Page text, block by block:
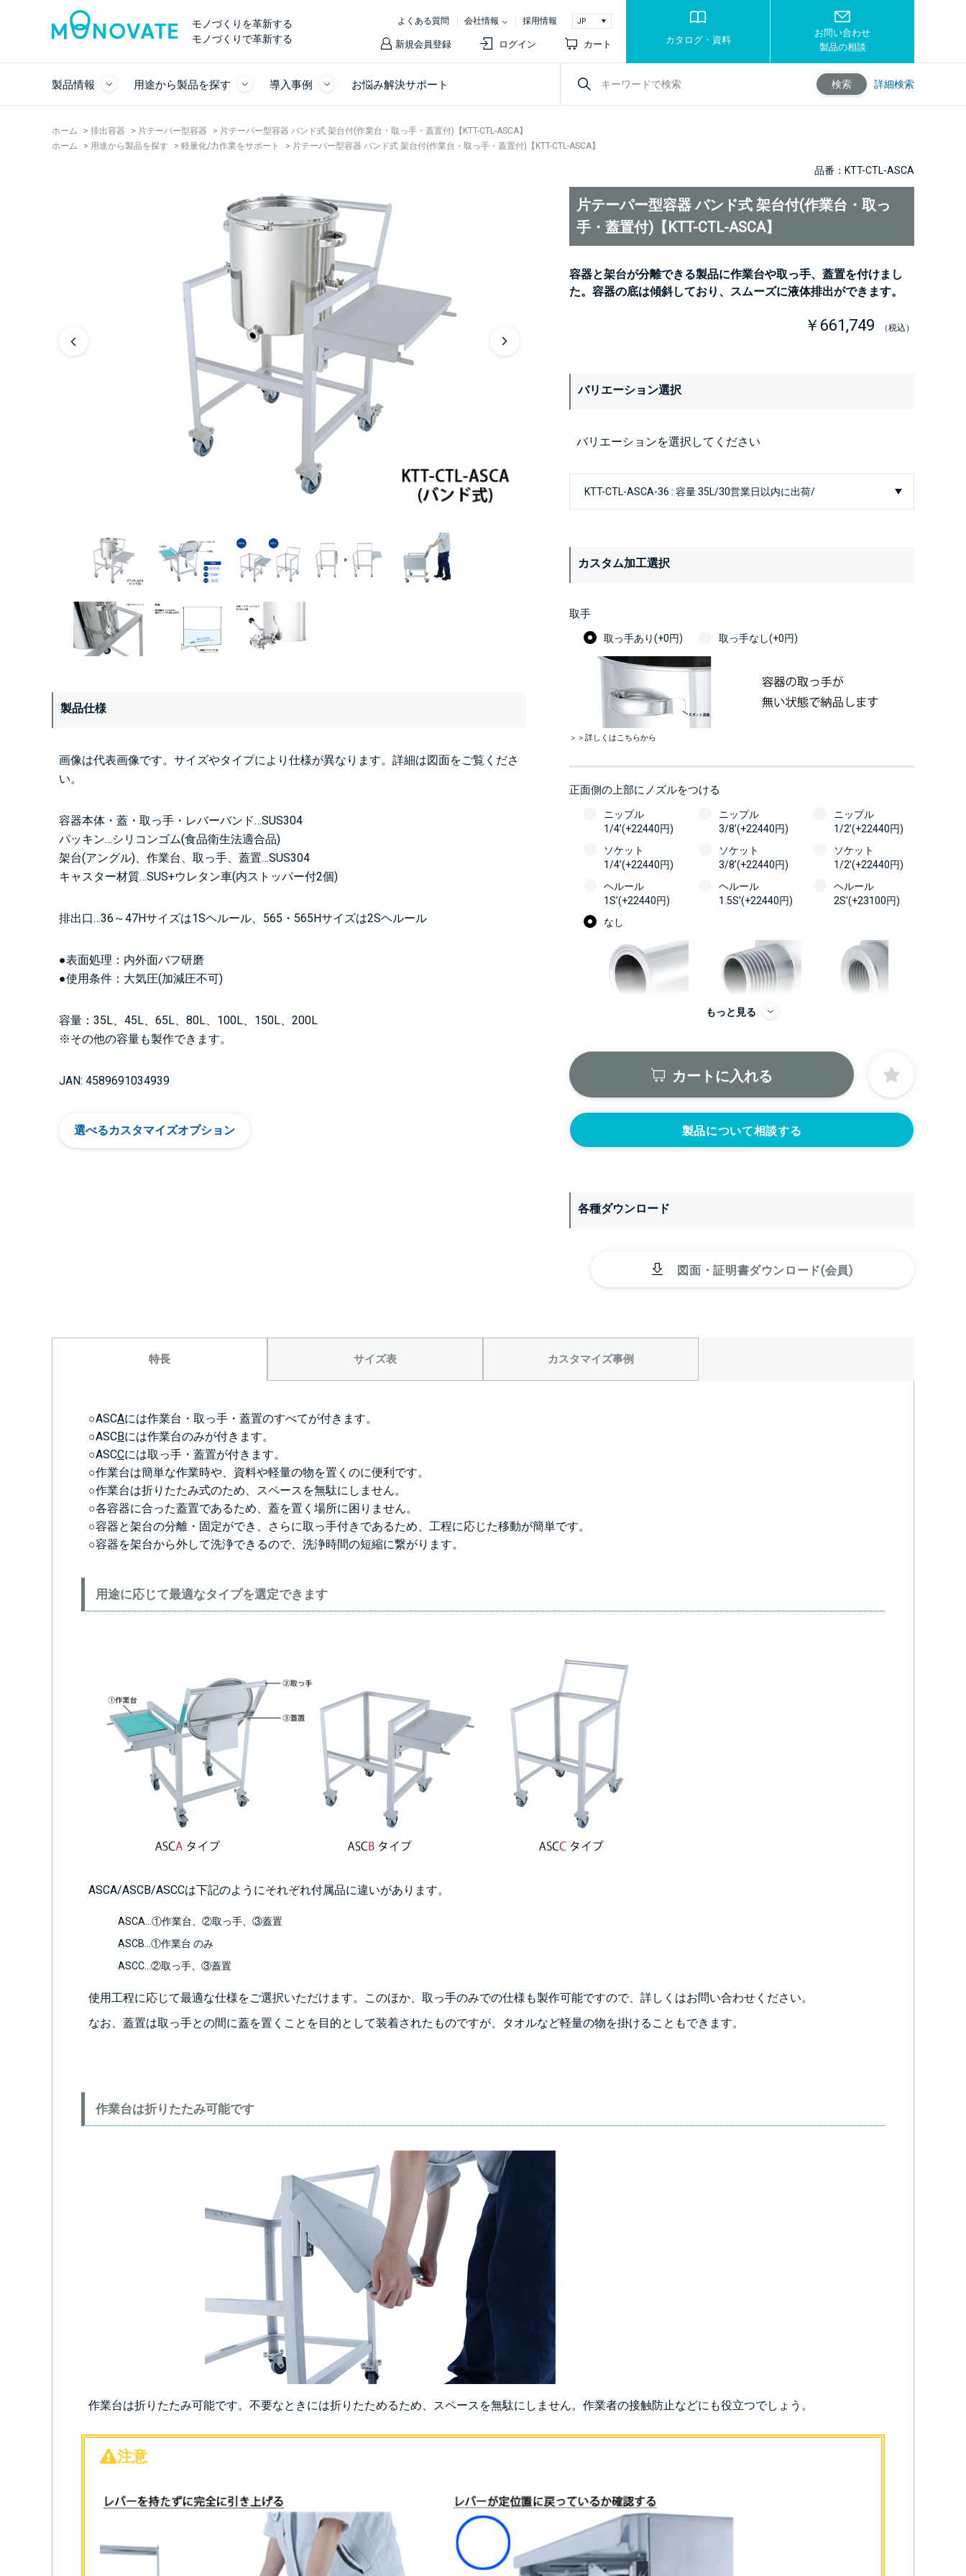
モノづくりを革新する
モノづくりで革新する
よくある質問 会社情報 採用情報
新規会員登録 ログイン カート カタログ・資料
お問い合わせ
製品の相談
製品情報 用途から製品を探す 導入事例 お悩み解決サポート 検索 詳細検索
ホーム > 排出容器 > 片テーパー型容器 > 片テーパー型容器 バンド式 架台付(作業台・取っ手・蓋置付)【KTT-CTL-ASCA】
ホーム
> 用途から製品を探す > 軽量化/力作業をサポート > 片テーパー型容器 バンド式 架台付(作業台・取っ手・蓋置付)【KTT-CTL-ASCA】
製品仕様
画像は代表画像です。サイズやタイプにより仕様が異なります。詳細は図面をご覧くださ
い。
容器本体・蓋・取っ手・レバーバンド…SUS304
パッキン…シリコンゴム(食品衛生法適合品)
架台(アングル)、作業台、取っ手、蓋置…SUS304
キャスター材質…SUS+ウレタン車(内ストッパー付2個)
排出口…36～47Hサイズは1Sヘルール、565・565Hサイズは2Sヘルール
●表面処理：内外面バフ研磨
●使用条件：大気圧(加減圧不可)
容量：35L、45L、65L、80L、100L、150L、200L
※その他の容量も製作できます。
JAN: 4589691034939
選べるカスタマイズオプション
品番：KTT-CTL-ASCA
片テーパー型容器 バンド式 架台付(作業台・取っ
手・蓋置付)【KTT-CTL-ASCA】
容器と架台が分離できる製品に作業台や取っ手、蓋置を付けまし
た。容器の底は傾斜しており、スムーズに液体排出ができます。
￥661,749 （税込）
バリエーション選択
バリエーションを選択してください
カスタム加工選択
取手
取っ手あり(+0円) 取っ手なし(+0円)
＞＞詳しくはこちらから
正面側の上部にノズルをつける
ニップル
1/4’(+22440円)
ニップル
3/8’(+22440円)
ニップル
1/2’(+22440円)
ソケット
1/4’(+22440円)
ソケット
3/8’(+22440円)
ソケット
1/2’(+22440円)
ヘルール
1S’(+22440円)
ヘルール
1.5S’(+22440円)
ヘルール
2S’(+23100円)
なし
もっと見る
カートに入れる
製品について相談する
各種ダウンロード
図面・証明書ダウンロード(会員)
特長 サイズ表 カスタマイズ事例
○ASCAには作業台・取っ手・蓋置のすべてが付きます。
○ASCBには作業台のみが付きます。
○ASCCには取っ手・蓋置が付きます。
○作業台は簡単な作業時や、資料や軽量の物を置くのに便利です。
○作業台は折りたたみ式のため、スペースを無駄にしません。
○各容器に合った蓋置であるため、蓋を置く場所に困りません。
○容器と架台の分離・固定ができ、さらに取っ手付きであるため、工程に応じた移動が簡単です。
○容器を架台から外して洗浄できるので、洗浄時間の短縮に繋がります。
用途に応じて最適なタイプを選定できます
ASCA/ASCB/ASCCは下記のようにそれぞれ付属品に違いがあります。
ASCA…①作業台、②取っ手、③蓋置
ASCB…①作業台 のみ
ASCC…②取っ手、③蓋置
使用工程に応じて最適な仕様をご選択いただけます。このほか、取っ手のみでの仕様も製作可能ですので、詳しくはお問い合わせください。
なお、蓋置は取っ手との間に蓋を置くことを目的として装着されたものですが、タオルなど軽量の物を掛けることもできます。
作業台は折りたたみ可能です
作業台は折りたたみ可能です。不要なときには折りたためるため、スペースを無駄にしません。作業者の接触防止などにも役立つでしょう。
注意